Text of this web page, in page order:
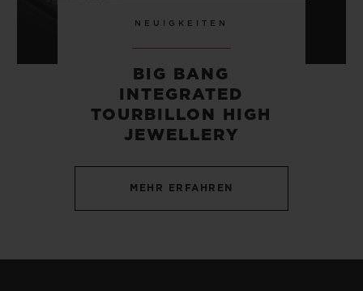
NEUIGKEITEN
BIG BANG
INTEGRATED
TOURBILLON HIGH
JEWELLERY
MEHR ERFAHREN